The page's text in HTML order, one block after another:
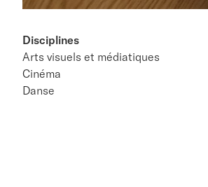
Disciplines
Arts visuels et médiatiques
Cinéma
Danse